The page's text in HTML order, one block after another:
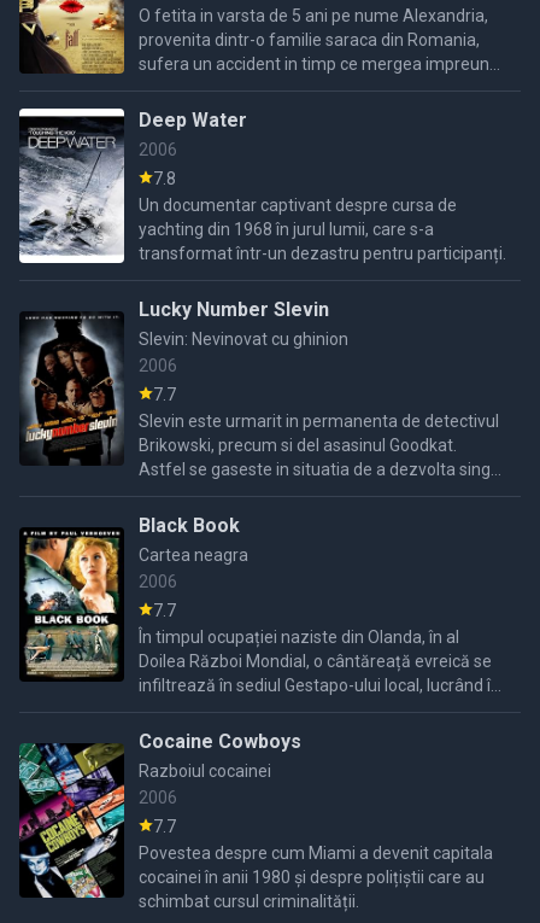
O fetita in varsta de 5 ani pe nume Alexandria,
provenita dintr-o familie saraca din Romania,
sufera un accident in timp ce mergea impreuna
cu mama sa la muncile campului, accident in
Deep Water
2006
7.8
Un documentar captivant despre cursa de
yachting din 1968 în jurul lumii, care s-a
transformat într-un dezastru pentru participanți.
Lucky Number Slevin
Slevin: Nevinovat cu ghinion
2006
7.7
Slevin este urmarit in permanenta de detectivul
Brikowski, precum si del asasinul Goodkat.
Astfel se gaseste in situatia de a dezvolta singur
un plan ingenios pentru a-i prinde el inainte sa-l
prinda
Black Book
Cartea neagra
2006
7.7
În timpul ocupației naziste din Olanda, în al
Doilea Război Mondial, o cântăreață evreică se
infiltrează în sediul Gestapo-ului local, lucrând în
secret pentru mișcarea de rezistență olandeză.
Cocaine Cowboys
Razboiul cocainei
2006
7.7
Povestea despre cum Miami a devenit capitala
cocainei în anii 1980 și despre polițiștii care au
schimbat cursul criminalității.